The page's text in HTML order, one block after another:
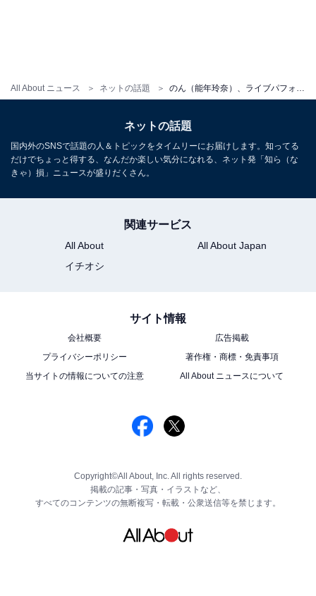
All About ニュース ネットの話題
ネットの話題
国内外のSNSで話題の人＆トピックをタイムリーにお届けします。知ってる
だけでちょっと得する、なんだか楽しい気分になれる、ネット発「知ら（な
きゃ）損」ニュースが盛りだくさん。
関連サービス
All About
All About Japan
イチオシ
サイト情報
会社概要
広告掲載
プライバシーポリシー
著作権・商標・免責事項
当サイトの情報についての注意
All About ニュースについて
Copyright©All About, Inc. All rights reserved.
掲載の記事・写真・イラストなど、
すべてのコンテンツの無断複写・転載・公衆送信等を禁じます。